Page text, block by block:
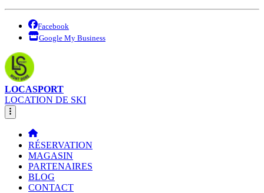
Facebook
Google My Business
LOCASPORT
LOCATION DE SKI
RÉSERVATION
MAGASIN
PARTENAIRES
BLOG
CONTACT